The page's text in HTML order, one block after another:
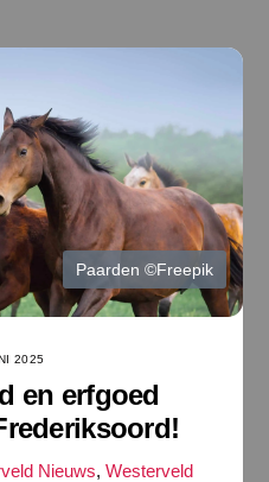
Paarden ©Freepik
2025
en erfgoed
Nieuws,Westerveld